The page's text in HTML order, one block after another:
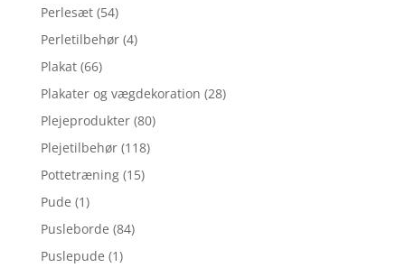
Perlesæt (54)
Perletilbehør (4)
Plakat (66)
Plakater og vægdekoration (28)
Plejeprodukter (80)
Plejetilbehør (118)
Pottetræning (15)
Pude (1)
Pusleborde (84)
Puslepude (1)